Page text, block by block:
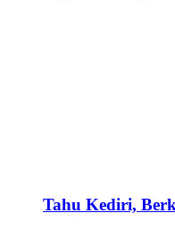
Tahu Kediri,